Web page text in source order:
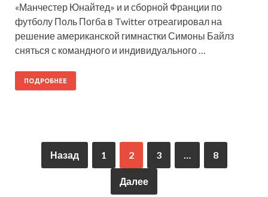
«Манчестер Юнайтед» и и сборной Франции по
футболу Поль Погба в Twitter отреагировал на
решение американской гимнастки Симоны Байлз
сняться с командного и индивидуального …
ПОДРОБНЕЕ
Назад 1 2 3 … 8
Далее